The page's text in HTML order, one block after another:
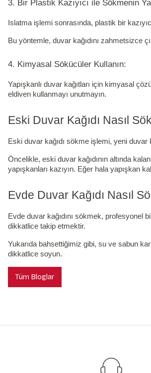
3. Bir Plastik Kazıyıcı ile Sökmenin
Islatma işlemi sonrasında, plastik bir
Bu yöntemle, duvar kağıdını zahmetsizce
4. Kimyasal Sökücüler Kullanın:
Yapışkanlı duvar kağıtları için kimyasal
eldiven kullanmayı unutmayın.
Eski Duvar Kağıdı Nasıl
Eski duvar kağıdı sökme işlemi, yeni duvar
Öncelikle, eski duvar kağıdının altında
yapışkanları kazıyın. Eğer hala yapışkan
Evde Duvar Kağıdı Nasıl
Evde duvar kağıdını sökmek, profesyonel
dikkatlice takip etmektir.
Yukarıda bahsettiğimiz gibi, su ve sabun
dikkatlice soyun.
Tüm Bloglar